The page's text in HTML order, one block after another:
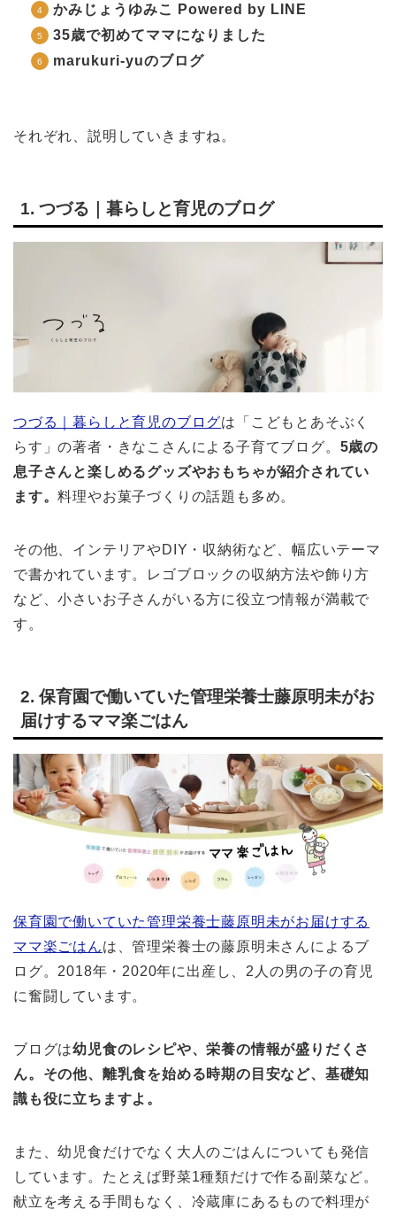
かみじょうゆみこ Powered by LINE
35歳で初めてママになりました
marukuri-yuのブログ
それぞれ、説明していきますね。
1. つづる｜暮らしと育児のブログ
つづる｜暮らしと育児のブログは「こどもとあそぶく
らす」の著者・きなこさんによる子育てブログ。 5歳の
息子さんと楽しめるグッズやおもちゃが紹介されてい
ます。料理やお菓子づくりの話題も多め。
その他、インテリアやDIY・収納術など、幅広いテーマ
で書かれています。レゴブロックの収納方法や飾り方
など、小さいお子さんがいる方に役立つ情報が満載で
す。
2. 保育園で働いていた管理栄養士藤原明未がお
届けするママ楽ごはん
保育園で働いていた管理栄養士藤原明未がお届けする
ママ楽ごはんは、管理栄養士の藤原明未さんによるブ
ログ。2018年・2020年に出産し、2人の男の子の育児
に奮闘しています。
ブログは幼児食のレシピや、栄養の情報が盛りだくさ
ん。その他、離乳食を始める時期の目安など、基礎知
識も役に立ちますよ。
また、幼児食だけでなく大人のごはんについても発信
しています。たとえば野菜1種類だけで作る副菜など。
献立を考える手間もなく、冷蔵庫にあるもので料理が